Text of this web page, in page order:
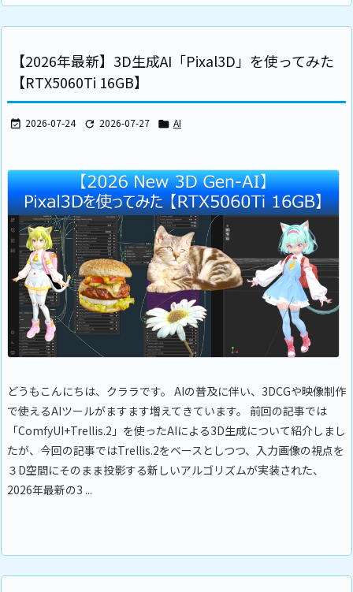
【2026年最新】3D生成AI「Pixal3D」を使ってみた
【RTX5060Ti 16GB】
 2026-07-24  2026-07-27  AI
どうもこんにちは、クララです。 AIの普及に伴い、3DCGや映像制作
で使えるAIツールがますます増えてきています。 前回の記事では
「ComfyUI+Trellis.2」を使ったAIによる3D生成について紹介しまし
たが、今回の記事ではTrellis.2をベースとしつつ、入力画像の視点を
３D空間にそのまま投影する新しいアルゴリズムが実装された、
2026年最新の3 ...